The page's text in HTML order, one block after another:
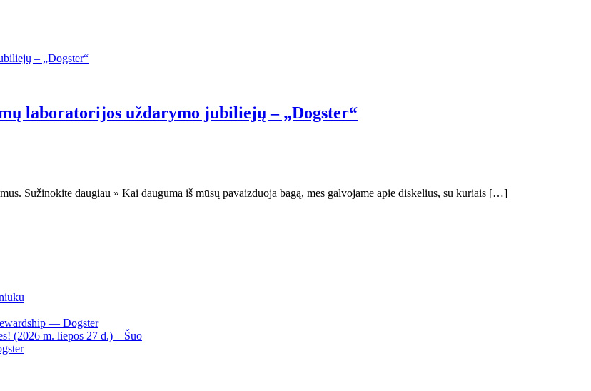
laboratorijos uždarymo jubiliejų – „Dogster“
Sužinokite daugiau » Kai dauguma iš mūsų pavaizduoja bagą, mes galvojame apie diskelius, su kuriais […]
— Dogster
(2026 m. liepos 27 d.) – Šuo